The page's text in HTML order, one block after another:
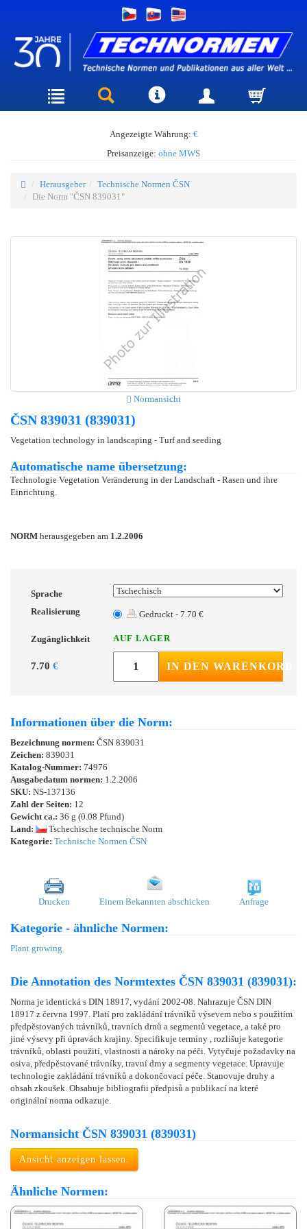
Angezeigte Währung: €
Preisanzeige: ohne MWS
Herausgeber
Technische Normen ČSN
Die Norm "ČSN 839031"
Normansicht
ČSN 839031 (839031)
Vegetation technology in landscaping - Turf and seeding
Automatische name übersetzung:
Technologie Vegetation Veränderung in der Landschaft - Rasen und ihre
Einrichtung.
NORM herausgegeben am 1.2.2006
Sprache
Realisierung
Gedruckt - 7.70 €
Zugänglichkeit AUF LAGER
7.70 € IN DEN WARENKORB
Informationen über die Norm:
Bezeichnung normen: ČSN 839031
Zeichen: 839031
Katalog-Nummer: 74976
Ausgabedatum normen: 1.2.2006
SKU: NS-137136
Zahl der Seiten: 12
Gewicht ca.: 36 g (0.08 Pfund)
Land:
Tschechische technische Norm
Kategorie: Technische Normen ČSN
Drucken Einem Bekannten abschicken Anfrage
Kategorie - ähnliche Normen:
Plant growing
Die Annotation des Normtextes ČSN 839031 (839031):
Norma je identická s DIN 18917, vydání 2002-08. Nahrazuje ČSN DIN
18917 z června 1997. Platí pro zakládání trávníků výsevem nebo s použitím
předpěstovaných trávníků, travních drnů a segmentů vegetace, a také pro
jiné výsevy při úpravách krajiny. Specifikuje termíny , rozlišuje kategorie
trávníků, oblasti použití, vlastnosti a nároky na péči. Vytyčuje požadavky na
osiva, předpěstované trávníky, travní drny a segmenty vegetace. Upravuje
technologie zakládání trávníků a dokončovací péče. Stanovuje druhy a
obsah zkoušek. Obsahuje bibliografii předpisů a publikací na které
originální norma odkazuje.
Normansicht ČSN 839031 (839031)
Ansicht anzeigen lassen.
Ähnliche Normen: